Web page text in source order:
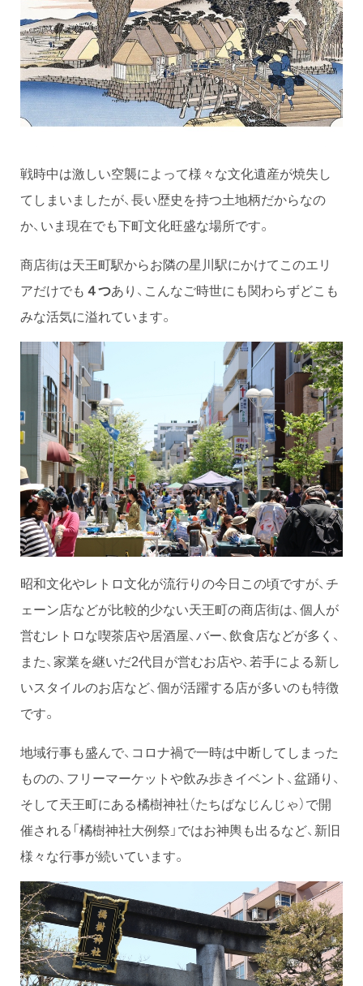
戦時中は激しい空襲によって様々な文化遺産が焼失し
てしまいましたが、長い歴史を持つ土地柄だからなの
か、いま現在でも下町文化旺盛な場所です。
商店街は天王町駅からお隣の星川駅にかけてこのエリ
アだけでも ４つあり、こんなご時世にも関わらずどこも
みな活気に溢れています。
昭和文化やレトロ文化が流行りの今日この頃ですが、チ
ェーン店などが比較的少ない天王町の商店街は、個人が
営むレトロな喫茶店や居酒屋、バー、飲食店などが多く、
また、家業を継いだ2代目が営むお店や、若手による新し
いスタイルのお店など、個が活躍する店が多いのも特徴
です。
地域行事も盛んで、コロナ禍で一時は中断してしまった
ものの、フリーマーケットや飲み歩きイベント、盆踊り、
そして天王町にある橘樹神社（たちばなじんじゃ）で開
催される「橘樹神社大例祭」ではお神輿も出るなど、新旧
様々な行事が続いています。